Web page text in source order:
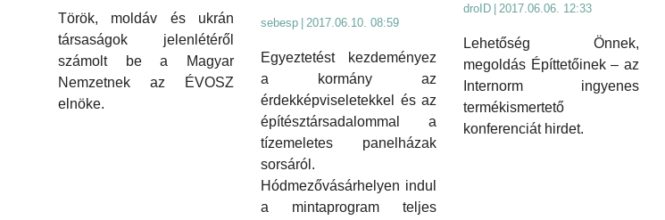
Török, moldáv és ukrán
társaságok jelenlétéről
számolt be a Magyar
Nemzetnek az ÉVOSZ
elnöke.
sebesp 2017.06.10. 08:59
Egyeztetést kezdeményez
a kormány az
érdekképviseletekkel és az
építésztársadalommal a
tízemeletes panelházak
sorsáról.
Hódmezővásárhelyen indul
a mintaprogram teljes
droID | 2017.06.06. 12:33
Lehetőség Önnek,
megoldás Építtetőinek – az
Internorm ingyenes
termékismertető
konferenciát hirdet.